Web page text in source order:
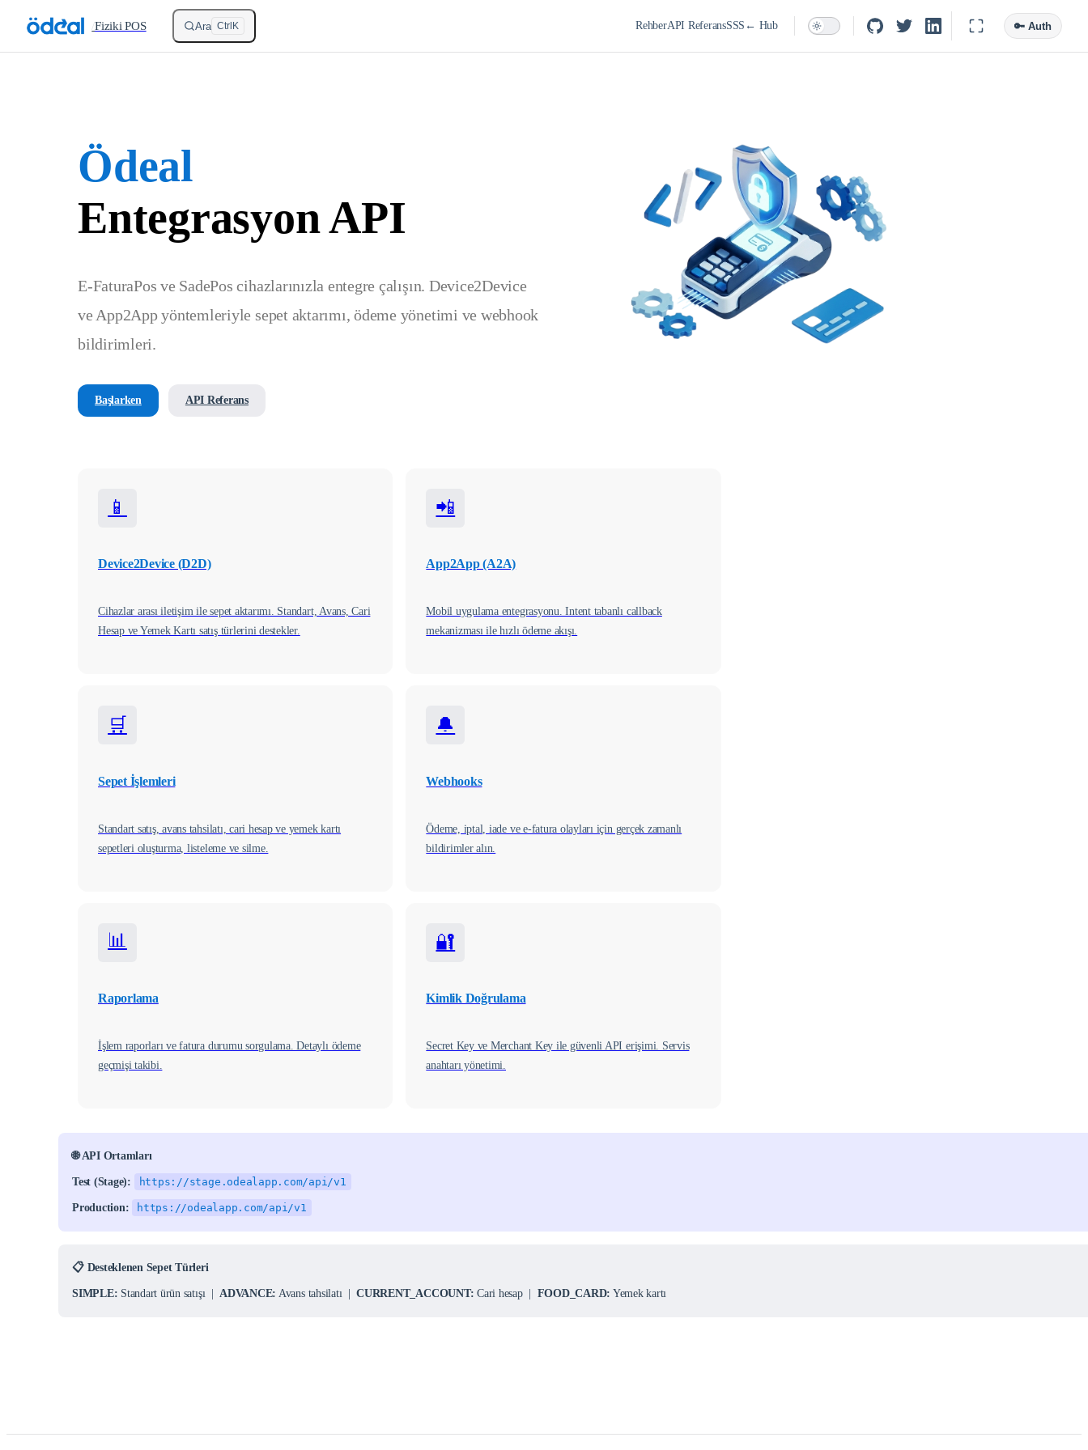
Skip to content /Fiziki POS RehberAPI ReferansSSS ← Hub
Ara Ctrl K 🔑 Auth
Ödeal
Entegrasyon API
E-FaturaPos ve SadePos cihazlarınızla entegre çalışın. Device2Device
ve App2App yöntemleriyle sepet aktarımı, ödeme yönetimi ve webhook
bildirimleri.
Başlarken API Referans
📱
Device2Device (D2D)
Cihazlar arası iletişim ile sepet aktarımı. Standart, Avans, Cari
Hesap ve Yemek Kartı satış türlerini destekler.
📲
App2App (A2A)
Mobil uygulama entegrasyonu. Intent tabanlı callback
mekanizması ile hızlı ödeme akışı.
🛒
Sepet İşlemleri
Standart satış, avans tahsilatı, cari hesap ve yemek kartı
sepetleri oluşturma, listeleme ve silme.
🔔
Webhooks
Ödeme, iptal, iade ve e-fatura olayları için gerçek zamanlı
bildirimler alın.
📊
Raporlama
İşlem raporları ve fatura durumu sorgulama. Detaylı ödeme
geçmişi takibi.
🔐
Kimlik Doğrulama
Secret Key ve Merchant Key ile güvenli API erişimi. Servis
anahtarı yönetimi.
🌐 API Ortamları
Test (Stage): https://stage.odealapp.com/api/v1
Production: https://odealapp.com/api/v1
📋 Desteklenen Sepet Türleri
SIMPLE: Standart ürün satışı |ADVANCE: Avans tahsilatı |CURRENT_ACCOUNT: Cari hesap | FOOD_CARD: Yemek kartı